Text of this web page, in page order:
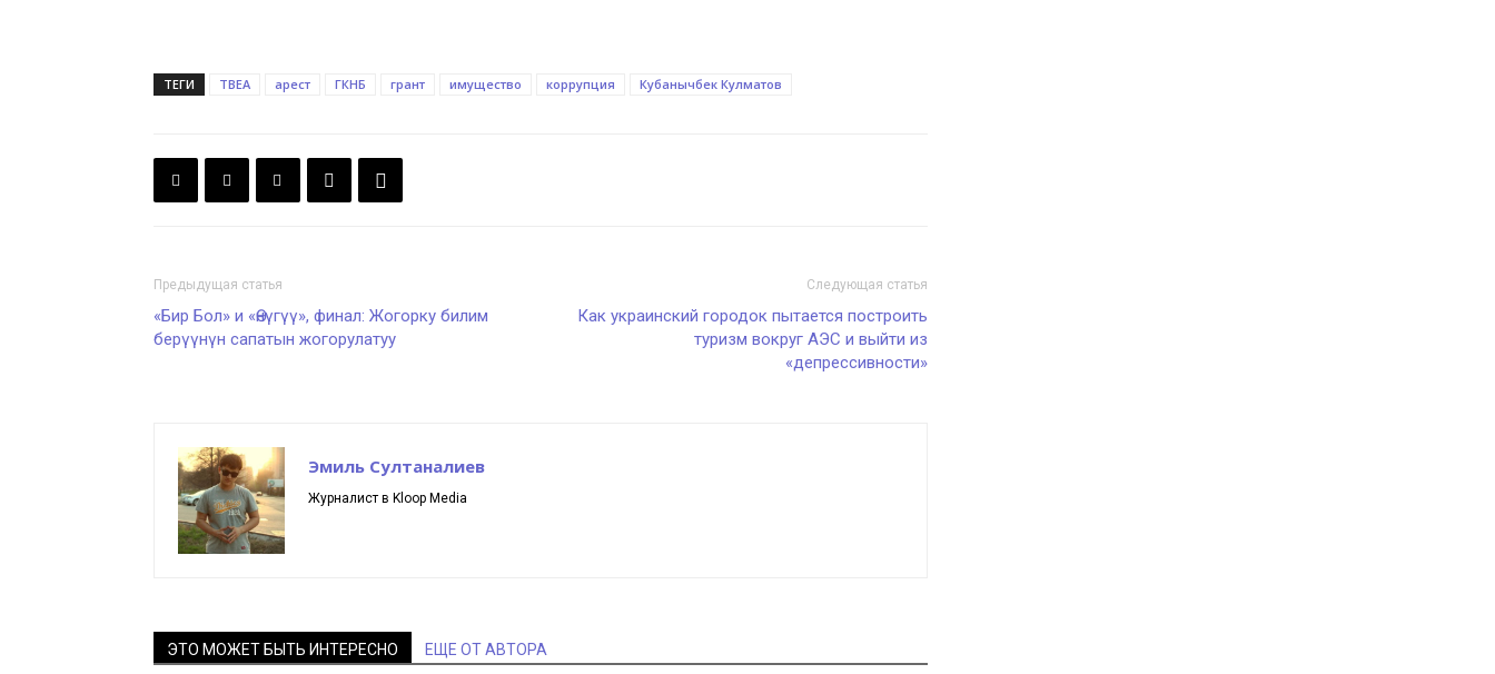
ТЕГИ TBEA арест ГКНБ грант имущество коррупция Кубанычбек Кулматов
Предыдущая статья
«Бир Бол» и «Өнүгүү», финал: Жогорку билим
берүүнүн сапатын жогорулатуу
Следующая статья
Как украинский городок пытается построить
туризм вокруг АЭС и выйти из
«депрессивности»
Эмиль Султаналиев
Журналист в Kloop Media
ЭТО МОЖЕТ БЫТЬ ИНТЕРЕСНО ЕЩЕ ОТ АВТОРА